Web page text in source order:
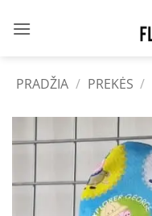
PRADŽIA / PREKĖS /